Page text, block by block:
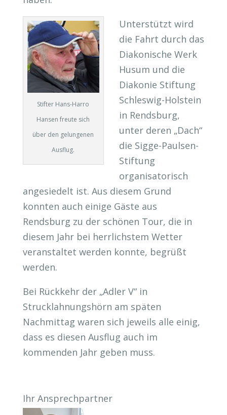
Stifter Hans-Harro
Hansen freute sich
über den gelungenen
Ausflug.
Unterstützt wird
die Fahrt durch das
Diakonische Werk
Husum und die
Diakonie Stiftung
Schleswig-Holstein
in Rendsburg,
unter deren „Dach“
die Sigge-Paulsen-
Stiftung
organisatorisch
angesiedelt ist. Aus diesem Grund
konnten auch einige Gäste aus
Rendsburg zu der schönen Tour, die in
diesem Jahr bei herrlichstem Wetter
veranstaltet werden konnte, begrüßt
werden.
Bei Rückkehr der „Adler V“ in
Strucklahnungshörn am späten
Nachmittag waren sich jeweils alle einig,
dass es diesen Ausflug auch im
kommenden Jahr geben muss.
Ihr Ansprechpartner